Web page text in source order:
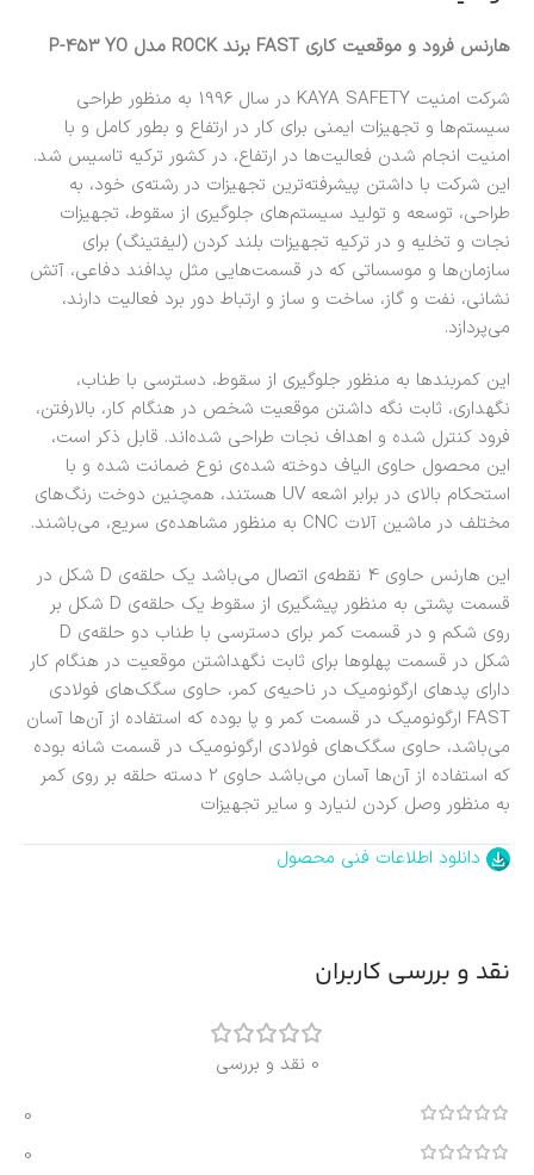
هارنس فرود و موقعیت کاری FAST برند ROCK مدل P-453 YO
شرکت امنیت KAYA SAFETY در سال 1996 به منظور طراحی
سیستم‌ها و تجهیزات ایمنی برای کار در ارتفاع و بطور کامل و با
امنیت انجام شدن فعالیت‌ها در ارتفاع، در کشور ترکیه تاسیس شد.
این شرکت با داشتن پیشرفته‌ترین تجهیزات در رشته‌ی خود، به
طراحی، توسعه و تولید سیستم‌های جلوگیری از سقوط، تجهیزات
نجات و تخلیه و در ترکیه تجهیزات بلند کردن (لیفتینگ) برای
سازمان‌ها و موسساتی که در قسمت‌هایی مثل پدافند دفاعی، آتش
نشانی، نفت و گاز، ساخت و ساز و ارتباط دور برد فعالیت دارند،
می‌پردازد.
این کمربندها به منظور جلوگیری از سقوط، دسترسی با طناب،
نگهداری، ثابت نگه داشتن موقعیت شخص در هنگام کار، بالارفتن،
فرود کنترل شده و اهداف نجات طراحی شده‌اند. قابل ذکر است،
این محصول حاوی الیاف دوخته شده‌ی نوع ضمانت شده و با
استحکام بالای در برابر اشعه UV هستند، همچنین دوخت رنگ‌های
مختلف در ماشین آلات CNC به منظور مشاهده‌ی سریع، می‌باشند.
این هارنس حاوی 4 نقطه‌ی اتصال می‌باشد یک حلقه‌ی D شکل در
قسمت پشتی به منظور پیشگیری از سقوط یک حلقه‌ی D شکل بر
روی شکم و در قسمت کمر برای دسترسی با طناب دو حلقه‌ی D
شکل در قسمت پهلوها برای ثابت نگهداشتن موقعیت در هنگام کار
دارای پدهای ارگونومیک در ناحیه‌ی کمر، حاوی سگک‌های فولادی
FAST ارگونومیک در قسمت کمر و پا بوده که استفاده از آن‌ها آسان
می‌باشد، حاوی سگک‌های فولادی ارگونومیک در قسمت شانه بوده
که استفاده از آن‌ها آسان می‌باشد حاوی 2 دسته حلقه بر روی کمر
به منظور وصل کردن لنیارد و سایر تجهیزات
دانلود اطلاعات فنی محصول
نقد و بررسی کاربران
0 نقد و بررسی
0
0